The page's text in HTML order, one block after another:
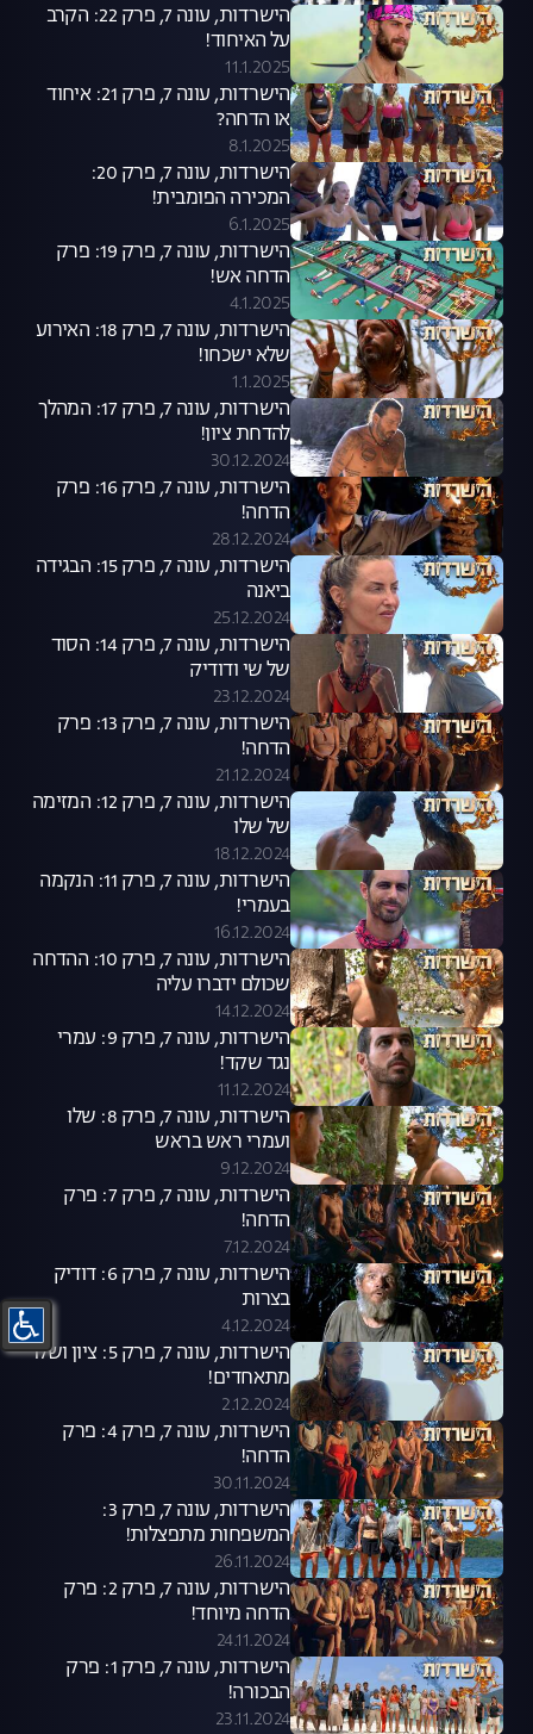
הישרדות, עונה 7, פרק 22: הקרב
על האיחוד!
11.1.2025
הישרדות, עונה 7, פרק 21: איחוד
או הדחה?
8.1.2025
הישרדות, עונה 7, פרק 20:
המכירה הפומבית!
6.1.2025
הישרדות, עונה 7, פרק 19: פרק
הדחה אש!
4.1.2025
הישרדות, עונה 7, פרק 18: האירוע
שלא ישכחו!
1.1.2025
הישרדות, עונה 7, פרק 17: המהלך
להדחת ציון!
30.12.2024
הישרדות, עונה 7, פרק 16: פרק
הדחה!
28.12.2024
הישרדות, עונה 7, פרק 15: הבגידה
ביאנה
25.12.2024
הישרדות, עונה 7, פרק 14: הסוד
של שי ודודיק
23.12.2024
הישרדות, עונה 7, פרק 13: פרק
הדחה!
21.12.2024
הישרדות, עונה 7, פרק 12: המזימה
של שלו
18.12.2024
הישרדות, עונה 7, פרק 11: הנקמה
בעמרי!
16.12.2024
הישרדות, עונה 7, פרק 10: ההדחה
שכולם ידברו עליה
14.12.2024
הישרדות, עונה 7, פרק 9: עמרי
נגד שקד!
11.12.2024
הישרדות, עונה 7, פרק 8: שלו
ועמרי ראש בראש
9.12.2024
הישרדות, עונה 7, פרק 7: פרק
הדחה!
7.12.2024
הישרדות, עונה 7, פרק 6: דודיק
בצרות
4.12.2024
הישרדות, עונה 7, פרק 5: ציון ושלו
מתאחדים!
2.12.2024
הישרדות, עונה 7, פרק 4: פרק
הדחה!
30.11.2024
הישרדות, עונה 7, פרק 3:
המשפחות מתפצלות!
26.11.2024
הישרדות, עונה 7, פרק 2: פרק
הדחה מיוחד!
24.11.2024
הישרדות, עונה 7, פרק 1: פרק
הבכורה!
23.11.2024